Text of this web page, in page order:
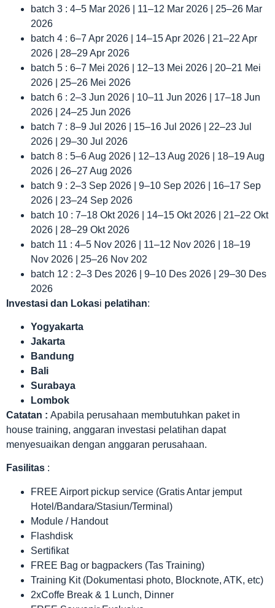
batch 3 : 4–5 Mar 2026 | 11–12 Mar 2026 | 25–26 Mar
2026
batch 4 : 6–7 Apr 2026 | 14–15 Apr 2026 | 21–22 Apr
2026 | 28–29 Apr 2026
batch 5 : 6–7 Mei 2026 | 12–13 Mei 2026 | 20–21 Mei
2026 | 25–26 Mei 2026
batch 6 : 2–3 Jun 2026 | 10–11 Jun 2026 | 17–18 Jun
2026 | 24–25 Jun 2026
batch 7 : 8–9 Jul 2026 | 15–16 Jul 2026 | 22–23 Jul
2026 | 29–30 Jul 2026
batch 8 : 5–6 Aug 2026 | 12–13 Aug 2026 | 18–19 Aug
2026 | 26–27 Aug 2026
batch 9 : 2–3 Sep 2026 | 9–10 Sep 2026 | 16–17 Sep
2026 | 23–24 Sep 2026
batch 10 : 7–18 Okt 2026 | 14–15 Okt 2026 | 21–22 Okt
2026 | 28–29 Okt 2026
batch 11 : 4–5 Nov 2026 | 11–12 Nov 2026 | 18–19
Nov 2026 | 25–26 Nov 202
batch 12 : 2–3 Des 2026 | 9–10 Des 2026 | 29–30 Des
2026
Investasi dan Lokasi pelatihan:
Yogyakarta
Jakarta
Bandung
Bali
Surabaya
Lombok
Catatan : Apabila perusahaan membutuhkan paket in
house training, anggaran investasi pelatihan dapat
menyesuaikan dengan anggaran perusahaan.
Fasilitas :
FREE Airport pickup service (Gratis Antar jemput
Hotel/Bandara/Stasiun/Terminal)
Module / Handout
Flashdisk
Sertifikat
FREE Bag or bagpackers (Tas Training)
Training Kit (Dokumentasi photo, Blocknote, ATK, etc)
2xCoffe Break & 1 Lunch, Dinner